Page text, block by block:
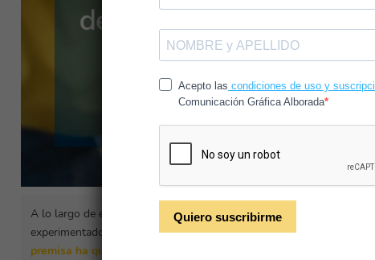
A lo largo de esta última etapa dondela reinvención del marketing
experimentado un notable incremento plasmado en las cuentas de
premisa ha quedado grabada a fuego
entre todas aquellas